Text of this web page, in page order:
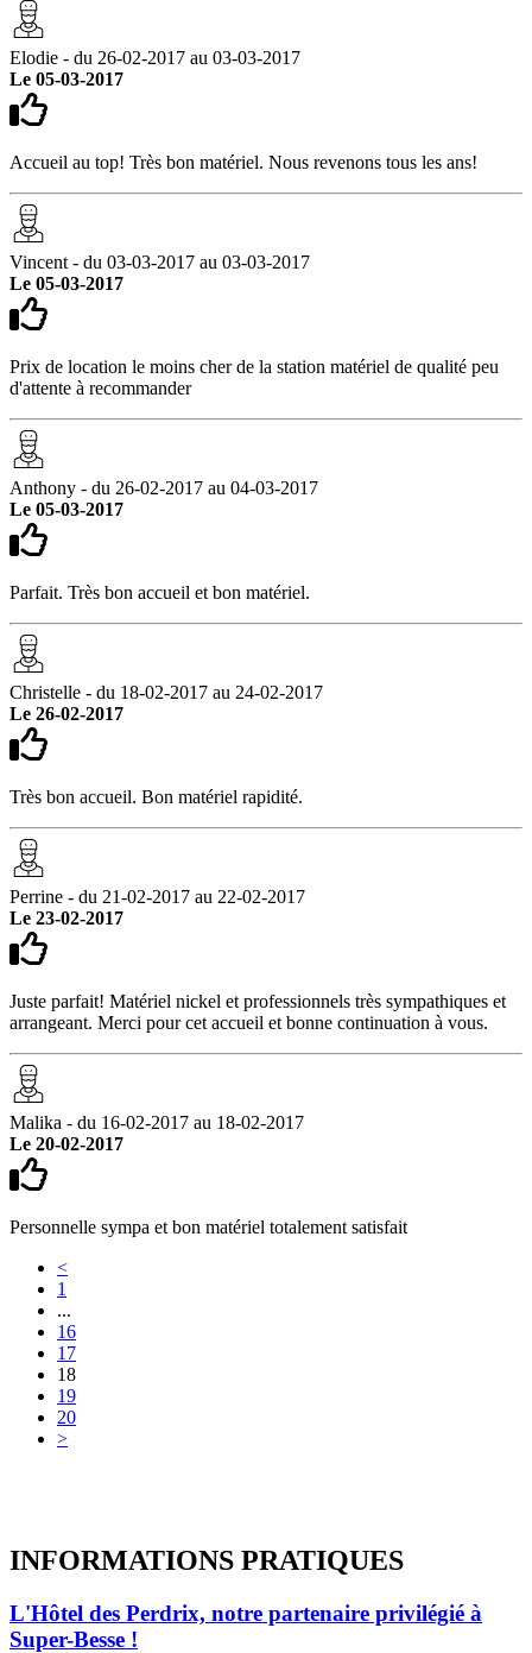
Elodie - du 26-02-2017 au 03-03-2017
Le 05-03-2017
Accueil au top! Très bon matériel. Nous revenons tous les ans!
Vincent - du 03-03-2017 au 03-03-2017
Le 05-03-2017
Prix de location le moins cher de la station matériel de qualité peu
d'attente à recommander
Anthony - du 26-02-2017 au 04-03-2017
Le 05-03-2017
Parfait. Très bon accueil et bon matériel.
Christelle - du 18-02-2017 au 24-02-2017
Le 26-02-2017
Très bon accueil. Bon matériel rapidité.
Perrine - du 21-02-2017 au 22-02-2017
Le 23-02-2017
Juste parfait! Matériel nickel et professionnels très sympathiques et
arrangeant. Merci pour cet accueil et bonne continuation à vous.
Malika - du 16-02-2017 au 18-02-2017
Le 20-02-2017
Personnelle sympa et bon matériel totalement satisfait
<
1
...
16
17
18
19
20
>
INFORMATIONS PRATIQUES
L'Hôtel des Perdrix, notre partenaire privilégié à
Super-Besse !